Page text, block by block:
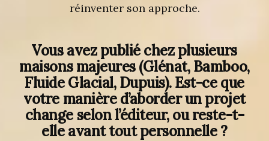
réinventer son approche.
Vous avez publié chez plusieurs
maisons majeures (Glénat, Bamboo,
Fluide Glacial, Dupuis). Est-ce que
votre manière d’aborder un projet
change selon l’éditeur, ou reste-t-
elle avant tout personnelle ?